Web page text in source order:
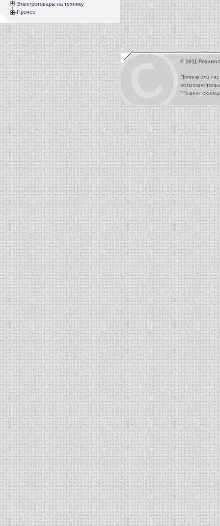
Электротовары на технику
Прочее
© 2011
Полное или
возможно